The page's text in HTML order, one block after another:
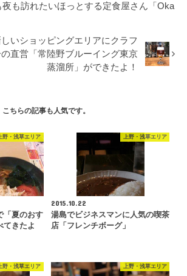
夜も訪れたいほっとする定食屋さん「Oka
いショッピングエリアにクラフ
の直営「常陸野ブルーイング東京
蒸溜所」ができたよ！
こちらの記事も人気です。
野・浅草エリア
「夏のおす
てきたよ
上野・浅草エリア
2015.10.22
湯島でビジネスマンに人気の喫茶
店「フレンチボーグ」
野・浅草エリア 上野・浅草エリア